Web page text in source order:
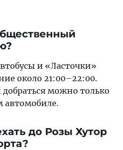
и «Ласточки»
около 21:00–22:00.
можно только
автомобиле.
до Розы Хутор